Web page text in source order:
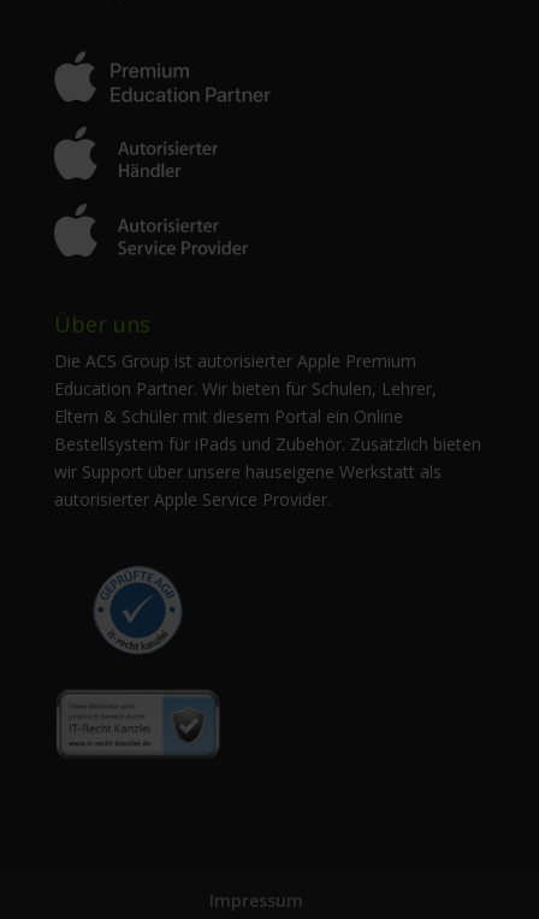
Über uns
Die ACS Group ist autorisierter Apple Premium
Education Partner. Wir bieten für Schulen, Lehrer,
Eltern & Schüler mit diesem Portal ein Online
Bestellsystem für iPads und Zubehör. Zusätzlich bieten
wir Support über unsere hauseigene Werkstatt als
autorisierter Apple Service Provider.
Impressum